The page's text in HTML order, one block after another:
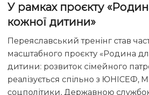
У рамках проєкту
кожної дитини»
Переяславський тренінг став
масштабного проєкту «Родина
дитини: розвиток сімейного
реалізується спільно з ЮНІСЕФ,
соцполітики, Державною